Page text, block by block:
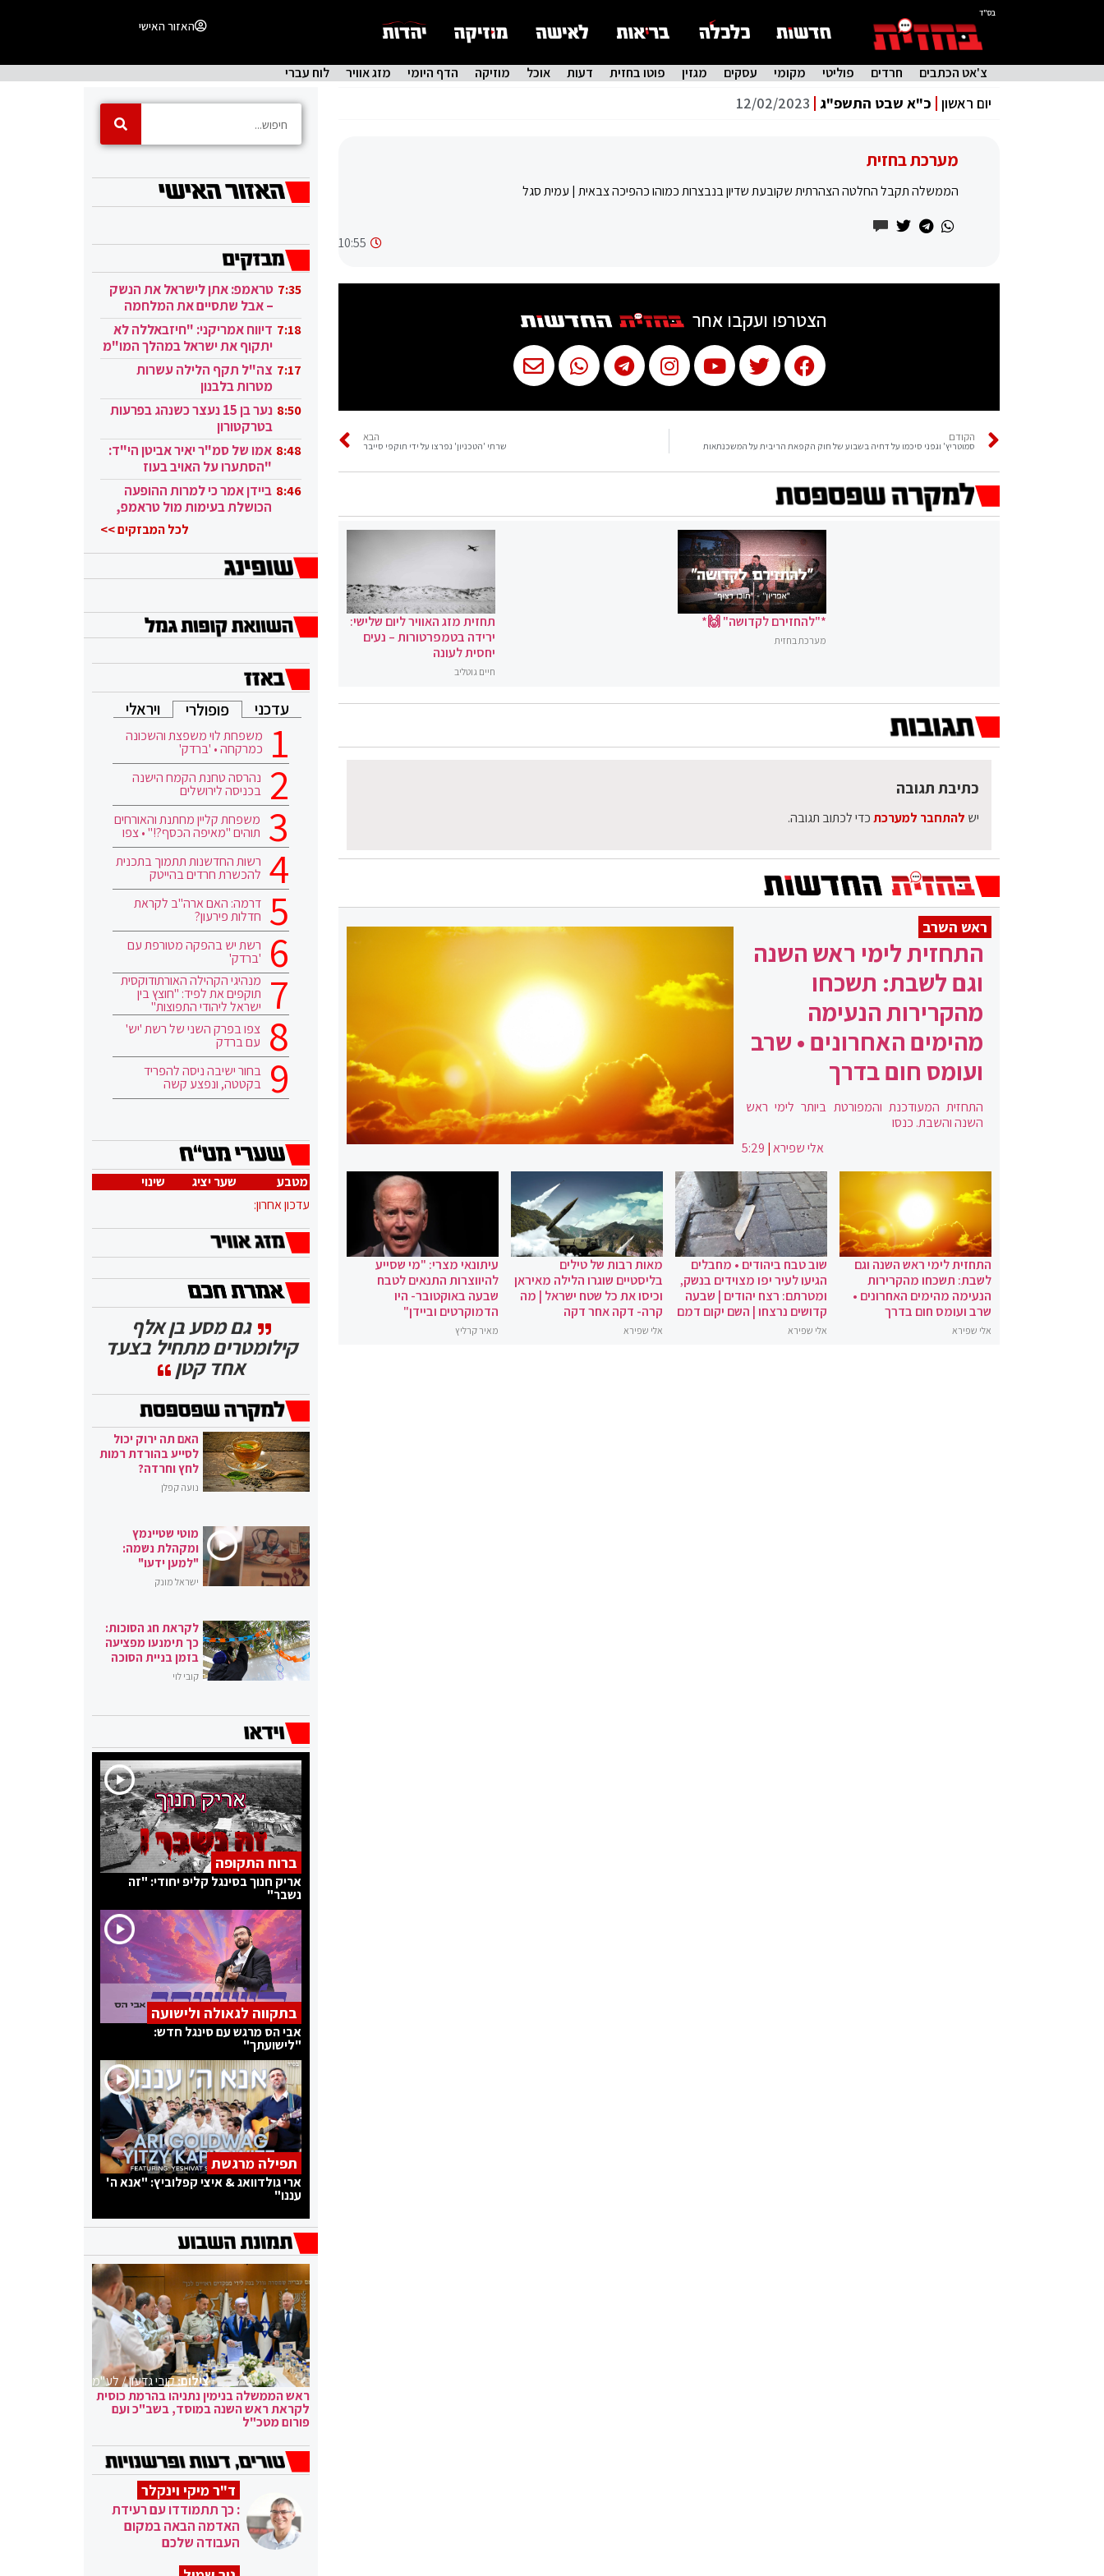
בס"ד
האזור האישי
צ'אט הכתבים חרדים פוליטי מקומי עסקים מגזין פוטו בחזית דעות אוכל מוזיקה הדף היומי מזג אוויר לוח עברי
יום ראשון כ"א שבט התשפ"ג 12/02/2023
מערכת בחזית
הממשלה תקבל החלטה הצהרתית שקובעת שדיון בנבצרות כמוהו כהפיכה צבאית | עמית סגל
10:55
הצטרפו ועקבו אחר
הקודם
סמוטריץ' וגפני סיכמו על דחיה בשבוע של חוק הקפאת הריבית על המשכנתאות
הבא
שרתי 'הטכניון' נפרצו על ידי תוקפי סייבר
*"להחזירם לקדושה" 🙌*
מערכת בחזית
תחזית מזג האוויר ליום שלישי:
ירידה בטמפרטורות – נעים
יחסית לעונה
חיים גוטליב
כתיבת תגובה
יש להתחבר למערכתכדי לכתוב תגובה.
ראש השרב
התחזית לימי ראש השנה
וגם לשבת: תשכחו
מהקרירות הנעימה
מהימים האחרונים • שרב
ועומס חום בדרך
התחזית המעודכנת והמפורטת ביותר לימי ראש
השנה והשבת. כנסו
אלי שפירא|
5:29
התחזית לימי ראש השנה וגם
לשבת: תשכחו מהקרירות
הנעימה מהימים האחרונים •
שרב ועומס חום בדרך
אלי שפירא
שוב טבח ביהודים • מחבלים
הגיעו לעיר יפו מצוידים בנשק,
ומטרתם: רצח יהודים | שבעה
קדושים נרצחו | השם יקום דמם
אלי שפירא
מאות רבות של טילים
בליסטיים שוגרו הלילה מאיראן
וכיסו את כל שטח ישראל | מה
קרה- דקה אחר דקה
אלי שפירא
עיתונאי מצרי: "מי שסייע
להיווצרות התנאים לטבח
שבעה באוקטובר- היו
הדמוקרטים וביידן"
מאיר קרליץ
7:35 טראמפ: אתן לישראל את הנשק
– אבל שתסיים את המלחמה
בעזה 7:18 דיווח אמריקני: "חיזבאללה לא
יתקוף את ישראל במהלך המו"מ
בקטאר" 7:17 צה"ל תקף הלילה עשרות
מטרות בלבנון
8:50
נער בן 15 נעצר כשנהג בפרעות
בטרקטורון
8:48 אמו של סמ"ר יאיר אביטן הי"ד:
"הסתערו על האויב בעוז
ובגבורה" 8:46 ביידן אמר כי למרות ההופעה
הכושלת בעימות מול טראמפ,
לכל המבזקים >>
עדכני פופולרי ויראלי
משפחת לוי משפצת והשכונה
כמרקחה • 'ברדק'
נהרסה טחנת הקמח הישנה
בכניסה לירושלים
משפחת קליין מחתנת והאורחים
תוהים "מאיפה הכסף?!" • צפו
רשות החדשנות תתמוך בתכנית
להכשרת חרדים בהייטק
דרמה: האם ארה"ב לקראת
חדלות פירעון?
רשת יש בהפקה מטורפת עם
'ברדק'
מנהיגי הקהילה האורתודוקסית
תוקפים את לפיד: "חוצץ בין
ישראל ליהודי התפוצות"
צפו בפרק השני של רשת 'יש'
עם ברדק
בחור ישיבה ניסה להפריד
בקטטה, ונפצע קשה
מטבע שער יציג
שינוי
עדכון אחרון:
גם מסע בן אלף
קילומטרים מתחיל בצעד
אחד קטן
האם תה ירוק יכול
לסייע בהורדת רמות
לחץ וחרדה?
נועה קפלן
מוטי שטיינמץ
ומקהלת נשמה:
"למען ידעו"
ישראל מונק
לקראת חג הסוכות:
כך תימנעו מפציעה
בזמן בניית הסוכה
קובי לוי
ברוח התקופה
אריק חנוך בסינגל קליפ יחודי: "זה
נשבר"
בתקווה לגאולה ולישועה
אבי הס מרגש עם סינגל חדש:
"לישועתך"
תפילה מרגשת
ארי גולדוואג & איצי קפלוביץ: "אנא ה'
עננו"
צילום:קובי גדעון / לע"מ
ראש הממשלה בנימין נתניהו בהרמת כוסית
לקראת ראש השנה במוסד, בשב"כ ועם
פורום מטכ"ל
ד"ר מיקי וינקלר
: כך תתמודדו עם רעידת
האדמה הבאה במקום
העבודה שלכם